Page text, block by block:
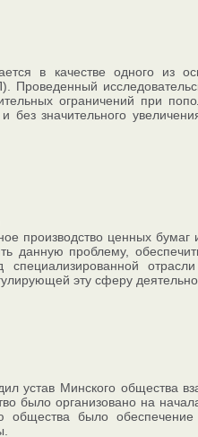
в качестве одного из
Проведенный
ограничений при
значительного
производство ценных бумаг
данную проблему,
эту сферу
устав Минского общества
было организовано на
было обеспечение